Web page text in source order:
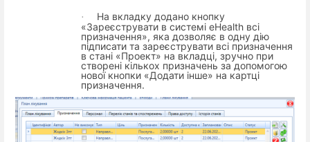
·
На вкладку додано кнопку
«Зареєструвати в системі eHealth всі
призначення», яка дозволяє в одну дію
підписати та зареєструвати всі призначення
в стані «Проект» на вкладці, зручно при
створені кількох призначень за допомогою
нової кнопки «Додати інше» на картці
призначення.